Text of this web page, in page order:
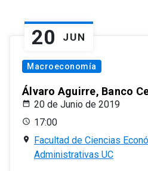
20 JUN
Macroeconomía
Álvaro Aguirre, Banco
20 de Junio de 2019
17:00
Facultad de Ciencias
Administrativas UC